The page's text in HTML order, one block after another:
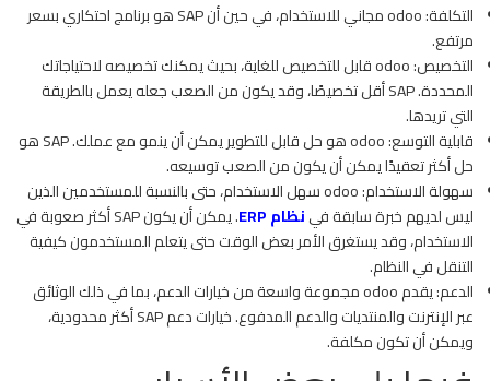
التكلفة: odoo مجاني للاستخدام، في حين أن SAP هو برنامج احتكاري بسعر
مرتفع.
التخصيص: odoo قابل للتخصيص للغاية، بحيث يمكنك تخصيصه لاحتياجاتك
المحددة. SAP أقل تخصيصًا، وقد يكون من الصعب جعله يعمل بالطريقة
التي تريدها.
قابلية التوسع: odoo هو حل قابل للتطوير يمكن أن ينمو مع عملك. SAP هو
حل أكثر تعقيدًا يمكن أن يكون من الصعب توسيعه.
سهولة الاستخدام: odoo سهل الاستخدام، حتى بالنسبة للمستخدمين الذين
ليس لديهم خبرة سابقة فينظام ERP
. يمكن أن يكون SAP أكثر صعوبة في
الاستخدام، وقد يستغرق الأمر بعض الوقت حتى يتعلم المستخدمون كيفية
التنقل في النظام.
الدعم: يقدم odoo مجموعة واسعة من خيارات الدعم، بما في ذلك الوثائق
عبر الإنترنت والمنتديات والدعم المدفوع. خيارات دعم SAP أكثر محدودية،
ويمكن أن تكون مكلفة.